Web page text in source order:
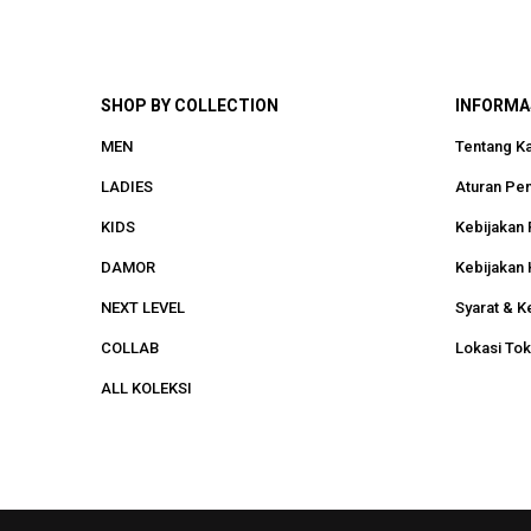
SHOP BY COLLECTION
MEN
LADIES
KIDS
DAMOR
NEXT LEVEL
COLLAB
ALL KOLEKSI
Tentang
Aturan
Kebijakan
Kebijakan
Syarat &
Lokasi